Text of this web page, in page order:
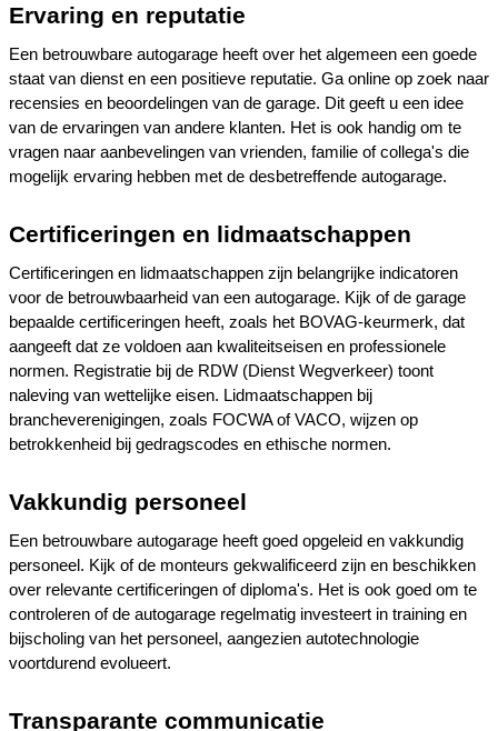
Ervaring en reputatie
Een betrouwbare autogarage heeft over het algemeen een goede
staat van dienst en een positieve reputatie. Ga online op zoek naar
recensies en beoordelingen van de garage. Dit geeft u een idee
van de ervaringen van andere klanten. Het is ook handig om te
vragen naar aanbevelingen van vrienden, familie of collega's die
mogelijk ervaring hebben met de desbetreffende autogarage.
Certificeringen en lidmaatschappen
Certificeringen en lidmaatschappen zijn belangrijke indicatoren
voor de betrouwbaarheid van een autogarage. Kijk of de garage
bepaalde certificeringen heeft, zoals het BOVAG-keurmerk, dat
aangeeft dat ze voldoen aan kwaliteitseisen en professionele
normen. Registratie bij de RDW (Dienst Wegverkeer) toont
naleving van wettelijke eisen. Lidmaatschappen bij
brancheverenigingen, zoals FOCWA of VACO, wijzen op
betrokkenheid bij gedragscodes en ethische normen.
Vakkundig personeel
Een betrouwbare autogarage heeft goed opgeleid en vakkundig
personeel. Kijk of de monteurs gekwalificeerd zijn en beschikken
over relevante certificeringen of diploma's. Het is ook goed om te
controleren of de autogarage regelmatig investeert in training en
bijscholing van het personeel, aangezien autotechnologie
voortdurend evolueert.
Transparante communicatie